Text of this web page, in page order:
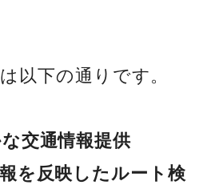
以下の通りです。
交通情報提供
を反映したルート検